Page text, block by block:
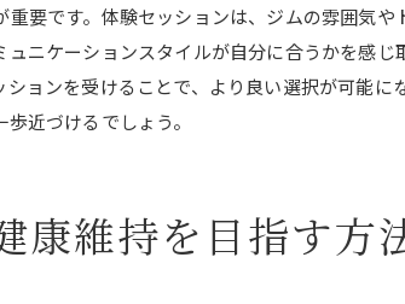
びで押さえておきたい注意点
ギャップを埋める方法
求めるべきスキルと経験
要です。体験セッションは、ジムの雰囲気
ニケーションスタイルが自分に合うかを感
ョンを受けることで、より良い選択が可能
近づけるでしょう。
康維持を目指す方